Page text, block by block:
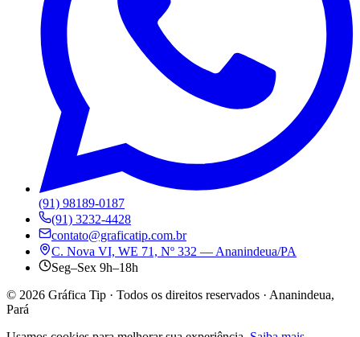
(91) 98189-0187
(91) 3232-4428
contato@graficatip.com.br
C. Nova VI, WE 71, Nº 332 — Ananindeua/PA
Seg–Sex 9h–18h
© 2026 Gráfica Tip · Todos os direitos reservados · Ananindeua,
Pará